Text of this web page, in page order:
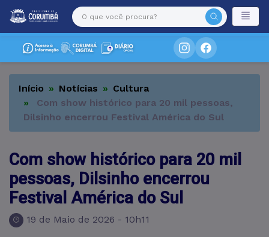
Início Notícias
Cultura
Com show histórico para 20 mil pessoas,
Dilsinho encerrou Festival América do Sul
Com show histórico para 20 mil
pessoas, Dilsinho encerrou
Festival América do Sul
19 de Maio de 2026 - 10h11